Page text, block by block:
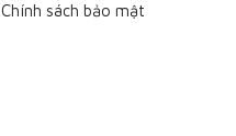
Chính sách bảo mật